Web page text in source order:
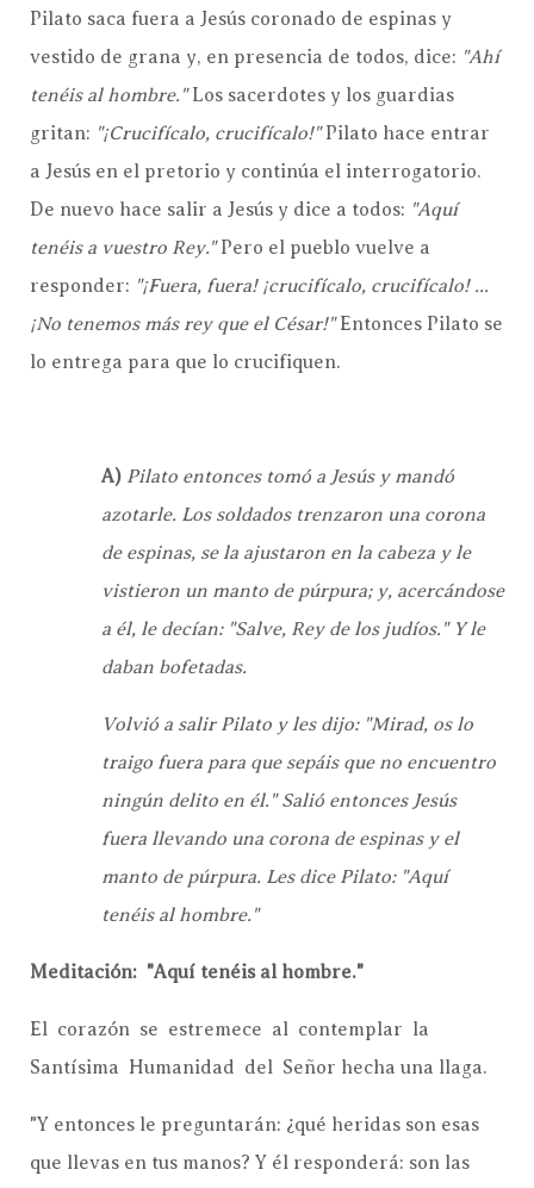
Pilato saca fuera a Jesús coronado de espinas y
vestido de grana y, en presencia de todos, dice: "Ahí
tenéis al hombre."Los sacerdotes y los guardias
gritan: "¡Crucifícalo, crucifícalo!"Pilato hace entrar
a Jesús en el pretorio y continúa el interrogatorio.
De nuevo hace salir a Jesús y dice a todos: "Aquí
tenéis a vuestro Rey."Pero el pueblo vuelve a
responder: "¡Fuera, fuera! ¡crucifícalo, crucifícalo! ...
¡No tenemos más rey que el César!"Entonces Pilato se
lo entrega para que lo crucifiquen.
A) Pilato entonces tomó a Jesús y mandó
azotarle. Los soldados trenzaron una corona
de espinas, se la ajustaron en la cabeza y le
vistieron un manto de púrpura; y, acercándose
a él, le decían: "Salve, Rey de los judíos." Y le
daban bofetadas.
Volvió a salir Pilato y les dijo: "Mirad, os lo
traigo fuera para que sepáis que no encuentro
ningún delito en él." Salió entonces Jesús
fuera llevando una corona de espinas y el
manto de púrpura. Les dice Pilato: "Aquí
tenéis al hombre."
Meditación: "Aquí tenéis al hombre."
El corazón se estremece al contemplar la
Santísima Humanidad del Señor hecha una llaga.
"Y entonces le preguntarán: ¿qué heridas son esas
que llevas en tus manos? Y él responderá: son las